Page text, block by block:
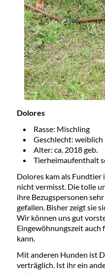
Dolores
Rasse: Mischling
Geschlecht: weiblich
Alter: ca. 2018 geb.
Tierheimaufenthalt
Dolores kam als Fundtier
nicht vermisst. Die tolle
ihre Bezugspersonen
gefallen. Bisher zeigt sie
Wir können uns gut
Eingewöhnungszeit auch
kann.
Mit anderen Hunden ist
verträglich. Ist ihr ein